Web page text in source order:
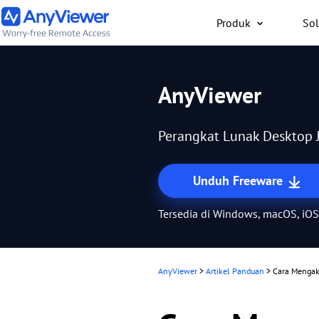
Produk
saja secara gratis
AnyViewer
Perangkat Lunak Desktop
Unduh Freeware
Tersedia di Windows, macOS,
AnyViewer > Artikel Panduan > Cara